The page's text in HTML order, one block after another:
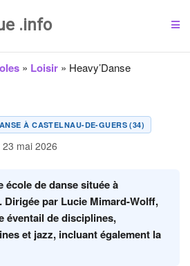
.info
» Loisir » Heavy’Danse
À CASTELNAU-DE-GUERS (34)
mai 2026
école de danse située à
Dirigée par Lucie Mimard-Wolff,
éventail de disciplines,
et jazz, incluant également la